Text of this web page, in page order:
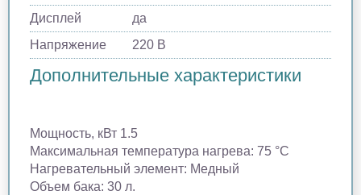
Дисплей
да
Напряжение
220 В
Дополнительные характеристики
Мощность, кВт 1.5
Максимальная температура нагрева: 75 °С
Нагревательный элемент: Медный
Объем бака: 30 л.